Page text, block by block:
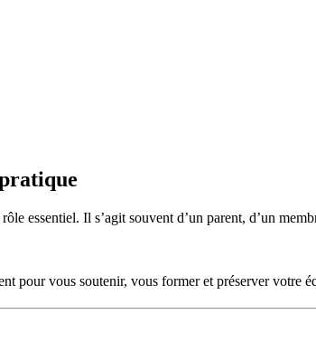
essentiel. Il s’agit souvent d’un parent, d’un
pour vous soutenir, vous former et préserver votre